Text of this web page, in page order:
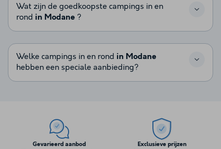
Wat zijn de goedkoopste campings in en
rond in Modane ?
Welke campings in en rond in Modane
hebben een speciale aanbieding?
Gevarieerd aanbod Exclusieve prijzen